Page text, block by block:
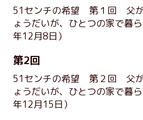
51センチの希望 第１回 父が
ょうだいが、ひとつの家で暮
年12月8日）
第2回
51センチの希望 第２回 父が
ょうだいが、ひとつの家で暮
年12月15日）